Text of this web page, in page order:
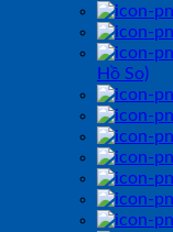
Hồ So)